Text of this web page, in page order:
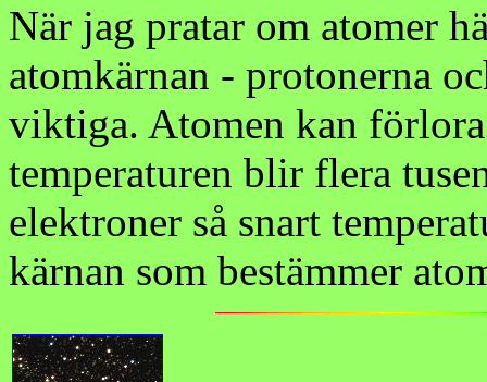
När jag pratar om atomer
atomkärnan - protonerna
viktiga. Atomen kan
temperaturen blir flera
elektroner så snart
kärnan som bestämmer